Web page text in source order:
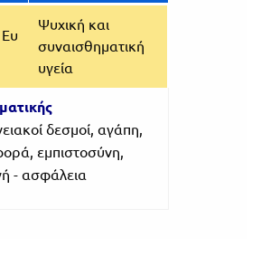
Ψυχική και
συναισθηματική
υγεία
δεσμοί, αγάπη,
εμπιστοσύνη,
- ασφάλεια